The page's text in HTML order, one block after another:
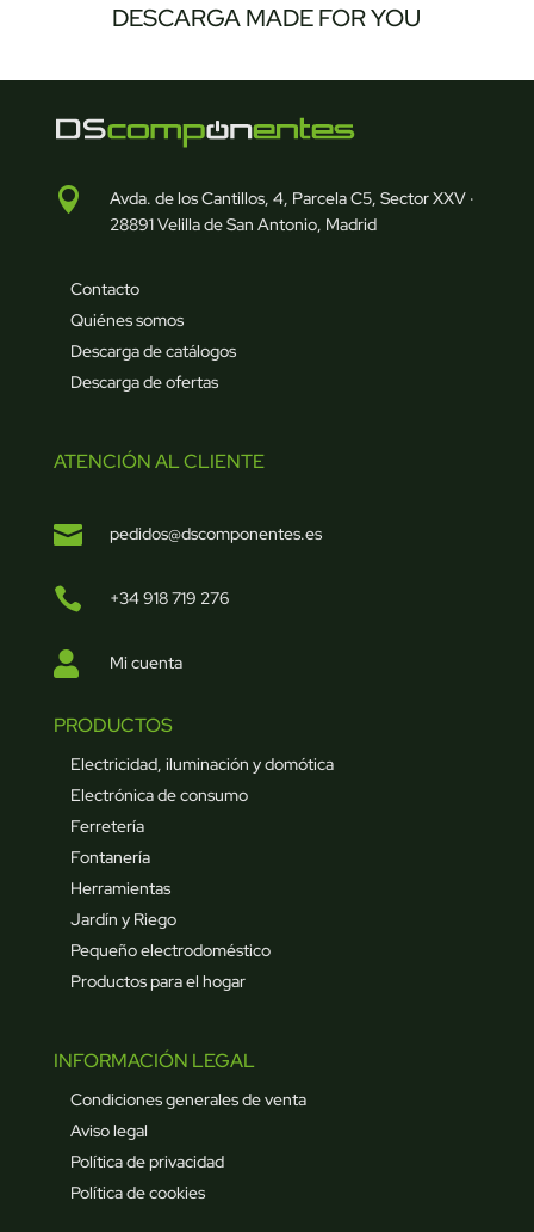
DESCARGA MADE FOR YOU

Avda. de los Cantillos, 4, Parcela C5, Sector XXV ·
28891 Velilla de San Antonio, Madrid
Contacto
Quiénes somos
Descarga de catálogos
Descarga de ofertas
ATENCIÓN AL CLIENTE
 pedidos@dscomponentes.es
 +34 918 719 276
 Mi cuenta
PRODUCTOS
Electricidad, iluminación y domótica
Electrónica de consumo
Ferretería
Fontanería
Herramientas
Jardín y Riego
Pequeño electrodoméstico
Productos para el hogar
INFORMACIÓN LEGAL
Condiciones generales de venta
Aviso legal
Política de privacidad
Política de cookies